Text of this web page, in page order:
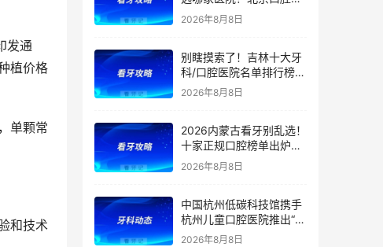
发通
植价格
单颗常
和技术
院前五排名出炉！看牙首
选这5家，靠谱不踩坑
2026年8月8日
别瞎摸索了！吉林十大牙
科/口腔医院名单排行榜！
（多家公立私立医院上
面/种植牙价格表！
2026年8月8日
2026内蒙古看牙别乱选！
十家正规口腔榜单出炉：
公立/私立全覆盖，官方支
持（医保定点）！附：内
矫正、种植牙价格
2026年8月8日
中国杭州低碳科技馆携手
杭州儿童口腔医院推出“我
是小小牙医”职业体验课
2026年8月8日